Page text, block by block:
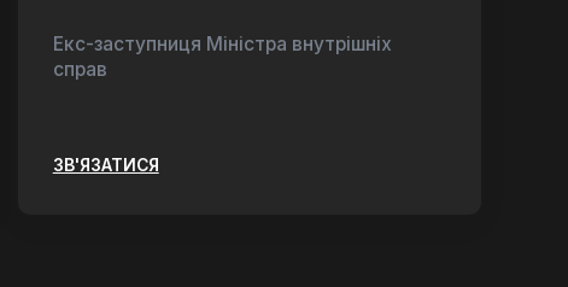
Екс-заступниця Міністра внутрішніх
справ
ЗВ'ЯЗАТИСЯ